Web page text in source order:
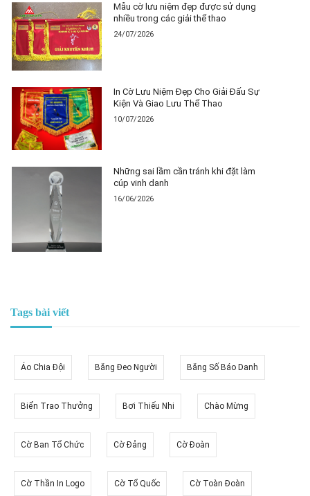
Mẫu cờ lưu niệm đẹp được sử dụng
nhiều trong các giải thể thao
24/07/2026
In Cờ Lưu Niệm Đẹp Cho Giải Đấu Sự
Kiện Và Giao Lưu Thể Thao
10/07/2026
Những sai lầm cần tránh khi đặt làm
cúp vinh danh
16/06/2026
Tags bài viết
Áo Chia Đội Băng Đeo Người Băng Số Báo Danh
Biển Trao Thưởng Bơi Thiếu Nhi Chào Mừng
Cờ Ban Tổ Chức Cờ Đảng Cờ Đoàn
Cờ Thần In Logo Cờ Tổ Quốc Cờ Toàn Đoàn